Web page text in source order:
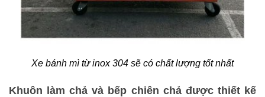
Xe bánh mì từ inox 304 sẽ có chất lượng tốt nhất
Khuôn làm chả và bếp chiên chả được thiết kế